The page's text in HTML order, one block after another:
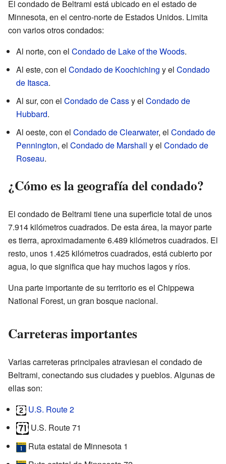
El condado de Beltrami está ubicado en el estado de
Minnesota, en el centro-norte de Estados Unidos. Limita
con varios otros condados:
Al norte, con el Condado de Lake of the Woods.
Al este, con el Condado de Koochiching y el Condado
de Itasca.
Al sur, con el Condado de Cassy el Condado de
Hubbard.
Al oeste, con el Condado de Clearwater, el Condado de
Pennington, el Condado de Marshall y el Condado de
Roseau.
¿Cómo es la geografía del condado?
El condado de Beltrami tiene una superficie total de unos
7.914 kilómetros cuadrados. De esta área, la mayor parte
es tierra, aproximadamente 6.489 kilómetros cuadrados. El
resto, unos 1.425 kilómetros cuadrados, está cubierto por
agua, lo que significa que hay muchos lagos y ríos.
Una parte importante de su territorio es el Chippewa
National Forest, un gran bosque nacional.
Carreteras importantes
Varias carreteras principales atraviesan el condado de
Beltrami, conectando sus ciudades y pueblos. Algunas de
ellas son:
U.S. Route 2
U.S. Route 71
Ruta estatal de Minnesota 1